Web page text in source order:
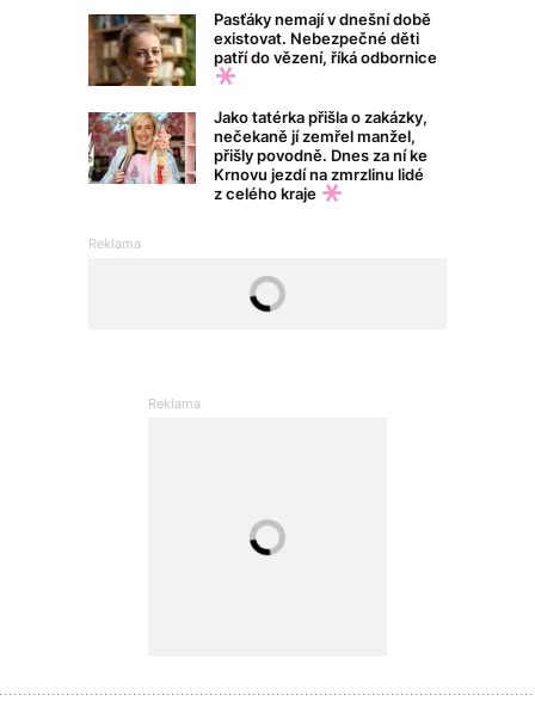
Pasťáky nemají v dnešní době
existovat. Nebezpečné děti
patří do vězení, říká odbornice
Jako tatérka přišla o zakázky,
nečekaně jí zemřel manžel,
přišly povodně. Dnes za ní ke
Krnovu jezdí na zmrzlinu lidé
z celého kraje